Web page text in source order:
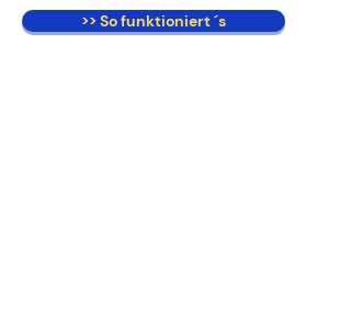
>> So funktioniert ´s